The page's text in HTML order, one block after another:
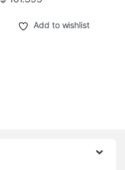
Add to wishlist